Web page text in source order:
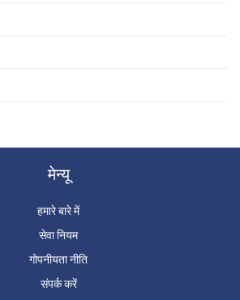
मेन्यू
हमारे बारे में
सेवा नियम
गोपनीयता नीति
संपर्क करें